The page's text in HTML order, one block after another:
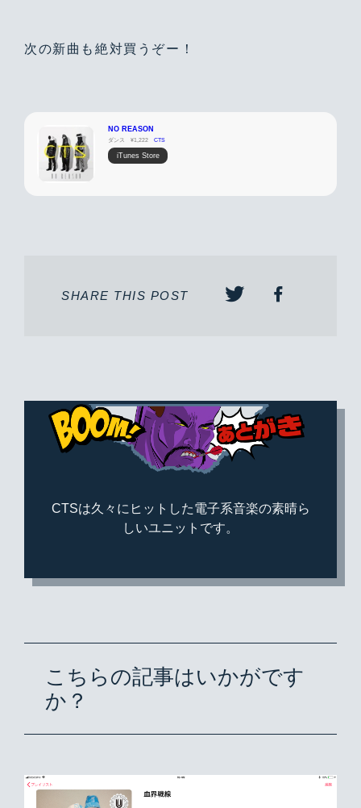
次の新曲も絶対買うぞー！
NO REASON
ダンス ¥1,222 CTS
iTunes Store
SHARE THIS POST
CTSは久々にヒットした電子系音楽の素晴ら
しいユニットです。
こちらの記事はいかがです
か？